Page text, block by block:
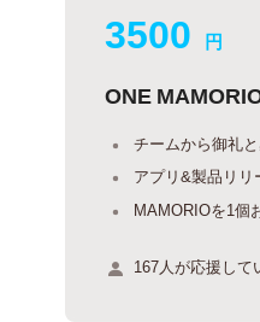
3500 円
ONE
チームから御礼
アプリ&製品リリ
MAMORIOを1個
167人が応援して